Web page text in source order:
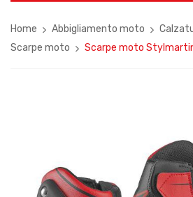
Home Abbigliamento moto
Scarpe moto
Scarpe moto